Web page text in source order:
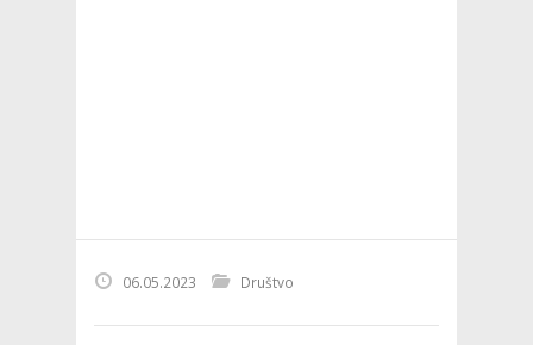
06.05.2023 Društvo